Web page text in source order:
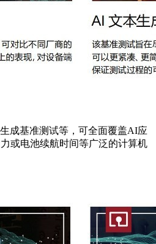
成基准测试等，可全面覆盖AI应
或电池续航时间等广泛的计算机